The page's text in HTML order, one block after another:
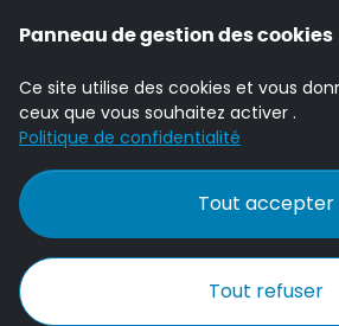
Panneau de gestion des cookies
Ce site utilise des cookies et vous
ceux que vous souhaitez activer .
Politique de confidentialité
Tout accepter
Tout refuser